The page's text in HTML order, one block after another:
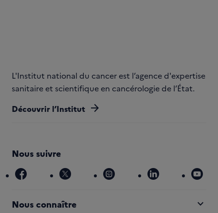
L'Institut national du cancer est l’agence d'expertise
sanitaire et scientifique en cancérologie de l’État.
Découvrir l’Institut arrow_forward
Nous suivre
facebook x instagram linkedin
Nous connaître expand_more